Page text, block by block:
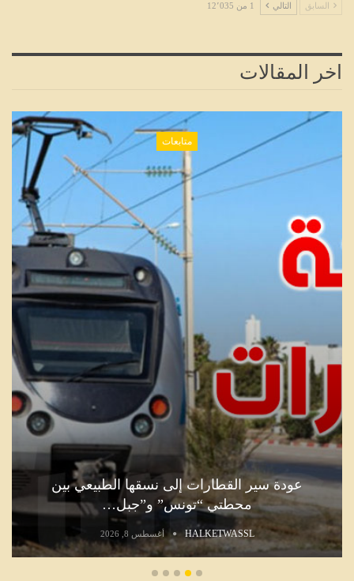
السابق التالي 1 من 12٬035
اخر المقالات
متابعات
عودة سير القطارات إلى نسقها الطبيعي بين
محطتي “تونس” و”جبل…
HALKETWASSL أغسطس 8, 2026